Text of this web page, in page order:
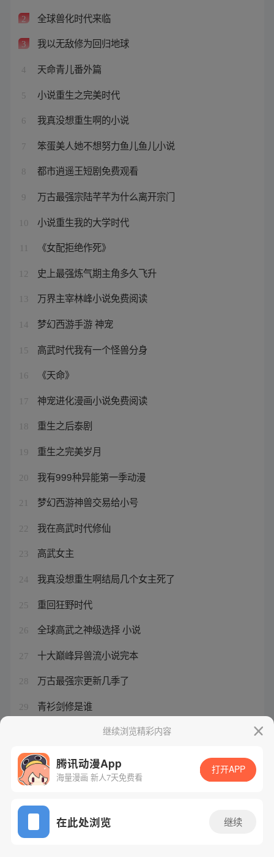
2 全球兽化时代来临
3 我以无敌修为回归地球
4 天命青儿番外篇
5 小说重生之完美时代
6 我真没想重生啊的小说
7 笨蛋美人她不想努力鱼儿鱼儿小说
8 都市逍遥王短剧免费观看
9 万古最强宗陆芊芊为什么离开宗门
10 小说重生我的大学时代
《女配拒绝作死》
12 史上最强炼气期主角多久飞升
13 万界主宰林峰小说免费阅读
14 梦幻西游手游 神宠
15 高武时代我有一个怪兽分身
16 《天命》
17 神宠进化漫画小说免费阅读
18 重生之后泰剧
19 重生之完美岁月
20 我有999种异能第一季动漫
21 梦幻西游神兽交易给小号
22 我在高武时代修仙
23 高武女主
24 我真没想重生啊结局几个女主死了
25 重回狂野时代
26 全球高武之神级选择 小说
27 十大巅峰异兽流小说完本
28 万古最强宗更新几季了
29 青衫剑修是谁
高武世界高考震惊众人的小说
继续浏览精彩内容
腾讯动漫App
海量漫画 新人7天免费看
打开APP
在此处浏览 继续
网站备案/许可证号：粤B2-20090059-5
Copyright©1998 - 2026 Tencent. All Rights Reserved